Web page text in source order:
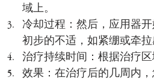
域上。
冷却过程：然后，应用器
初步的不适，如紧绷或牵
治疗持续时间：根据治疗
效果：在治疗后的几周内